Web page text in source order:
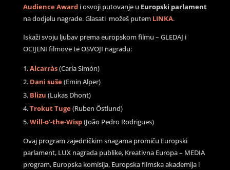
Audience Awardi osvoji putovanje u Europski parlament
na dodjelu nagrade. Glasati možeš putem LINKA.
Iskaži svoju ljubav prema europskom filmu – GLEDAJ i
OCIJENI filmove te OSVOJI nagradu:
Alcarràs(Carla Simón)
Dani suše(Emin Alper)
Blizu (Lukas Dhont)
Trokut Tuge(Ruben Östlund)
Will-o’-the-Wisp(João Pedro Rodrigues)
Ovaj program zajedničkim snagama promiču Europski
parlament, LUX nagrada publike, Kreativna Europa – MEDIA
program, Europska komisija, Europska filmska akademija i